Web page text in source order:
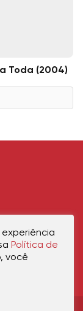
Toda (2004)
Contato
Política de
você